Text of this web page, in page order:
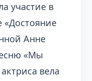
участие в
«Достояние
Анне
«Мы
вела